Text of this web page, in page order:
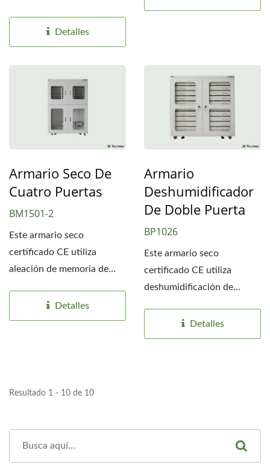
energía,...
Detalles
Armario Seco De
Cuatro Puertas
BM1501-2
Este armario seco
certificado CE utiliza
aleación de memoria de
deshumidificación...
Detalles
Armario
Deshumidificador
De Doble Puerta
BP1026
Este armario seco
certificado CE utiliza
deshumidificación de
Detalles
Resultado 1 - 10 de 10